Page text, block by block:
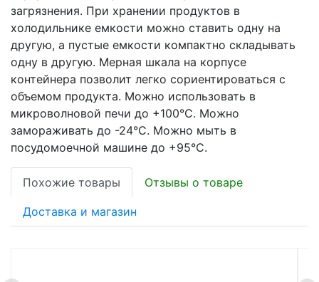
загрязнения. При хранении продуктов в
холодильнике емкости можно ставить одну на
другую, а пустые емкости компактно складывать
одну в другую. Мерная шкала на корпусе
контейнера позволит легко сориентироваться с
объемом продукта. Можно использовать в
микроволновой печи до +100°С. Можно
замораживать до -24°С. Можно мыть в
посудомоечной машине до +95°С.
Похожие товары Отзывы о товаре
Доставка и магазин